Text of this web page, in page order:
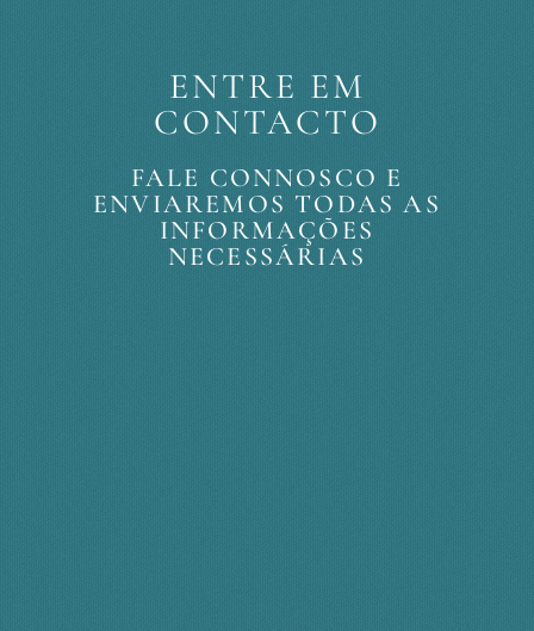
ENTRE EM
CONTACTO
FALE CONNOSCO E
ENVIAREMOS TODAS AS
INFORMAÇÕES
NECESSÁRIAS